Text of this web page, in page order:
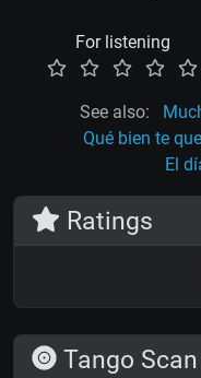
For listening
See also:
Qué bien te
El
Ratings
Tango Scan